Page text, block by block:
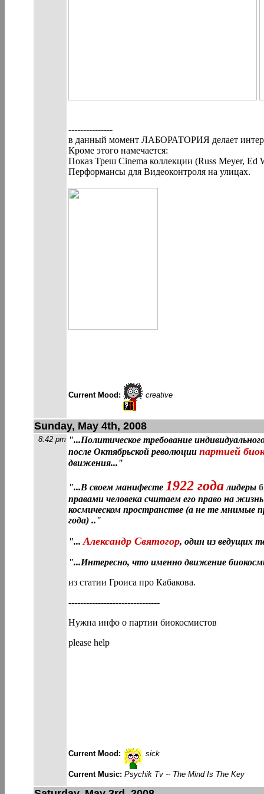
---------------
в данный момент ЛАБОРАТОРИЯ делает
Кроме этого намечается:
Показ Треш Cinema коллекции (Russ Meyer,
Перформансы для Видеоконтроля на улицах.
Current Mood: creative
Sunday, May 4th, 2008
8:42 pm "...Политическое требование
после Октябрьской революции партией
движения..."
"...В своем манифесте 1922 годалидеры
правами человека считаем его право на
космическом пространстве (а не те мнимые
года) .."
"... Александр Святогор, один из ведущих
"...Интересно, что именно движение
из статии Гроиса про Кабакова.
-------------------------------
Нужна инфо о партии биокосмистов
please help
Current Mood: sick
Current Music: Psychik Tv -- The Mind Is The Key